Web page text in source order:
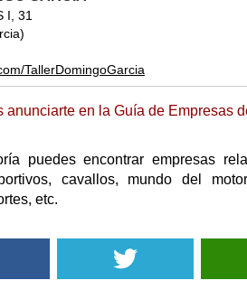
I, 31
TallerDomingoGarcia
anunciarte en la Guía de Empresas
puedes encontrar empresas
cavallos, mundo del
etc.